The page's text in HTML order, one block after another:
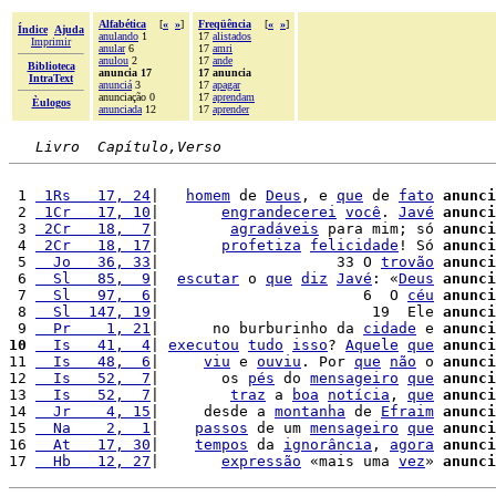
Índice
Ajuda
Imprimir
Biblioteca
IntraText
Èulogos
Alfabética [« »]
anulando 1
anular6
anulou 2
anuncia 17
anunciá 3
anunciação 0
anunciada 12
Freqüência [« »]
17 alistados
17 amri
17 ande
17 anuncia
17 apagar
17 aprendam
17 aprender
Livro  Capítulo,Verso
1 1Rs   17, 24 homem de Deus , e que de fato
2
1Cr   17, 10 engrandecerei você . Javé
3
2Cr   18,  7 agradáveis para mim; só
4
2Cr   18, 17 profetiza felicidade ! Só
5
  Jo   36, 33
|                    33 O trovão
6
  Sl   85,  9
escutar o que diz Javé : «Deus
7
  Sl   97,  6
|                       6  O céu
8
  Sl  147, 19
|                        19  Ele
9
  Pr    1, 21
|      no burburinho da cidade e
10
  Is   41,  4
executou tudo isso? Aquele que
11
  Is   48,  6
viu e ouviu . Por que não o
12
  Is   52,  7
|       os pés do mensageiro que
13
  Is   52,  7
traz a boa notícia , que
14
  Jr    4, 15
|     desde a montanha de Efraim
15
  Na    2,  1
passos de um mensageiro que
16
  At   17, 30
tempos da ignorância , agora
17
  Hb   12, 27
expressão «mais uma vez»